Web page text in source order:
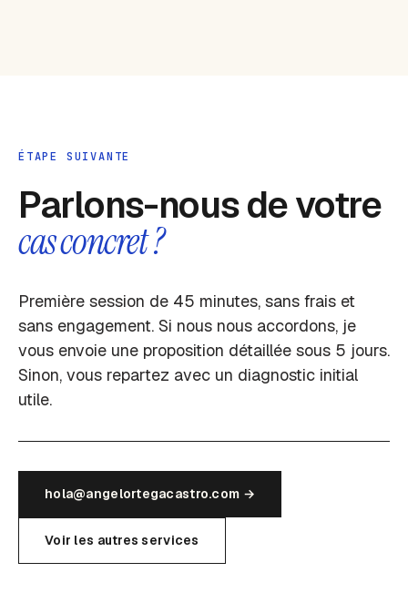
ÉTAPE SUIVANTE
Parlons-nous de votre
cas concret ?
Première session de 45 minutes, sans frais et
sans engagement. Si nous nous accordons, je
vous envoie une proposition détaillée sous 5 jours.
Sinon, vous repartez avec un diagnostic initial
utile.
hola@angelortegacastro.com →
Voir les autres services